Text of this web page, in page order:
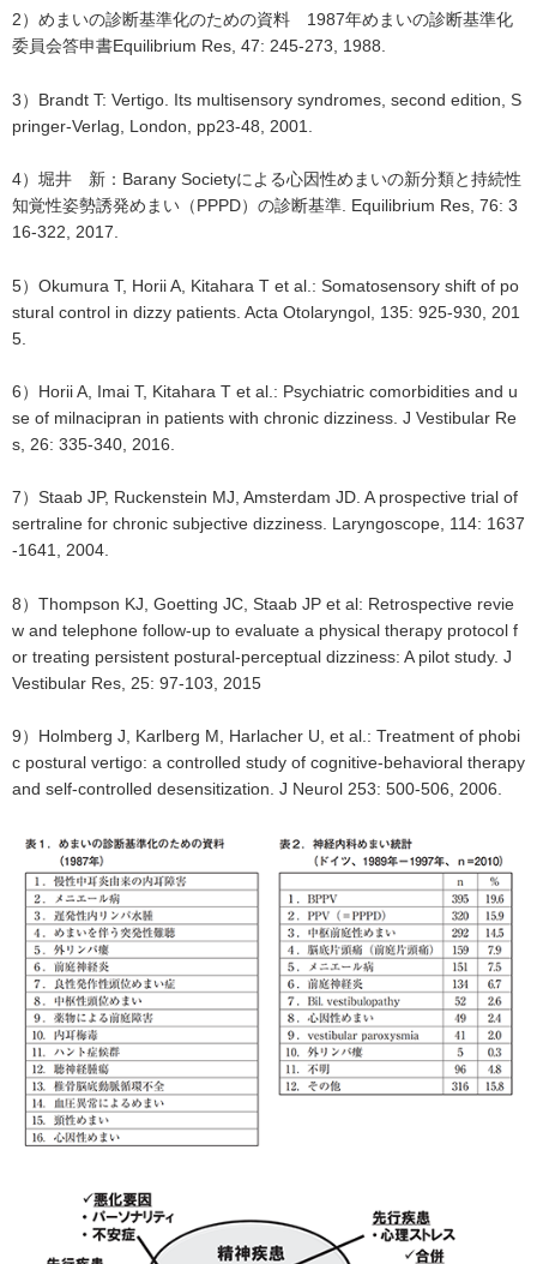
2）めまいの診断基準化のための資料 1987年めまいの診断基準化
委員会答申書Equilibrium Res, 47: 245-273, 1988.
3）Brandt T: Vertigo. Its multisensory syndromes, second edition, S
pringer-Verlag, London, pp23-48, 2001.
4）堀井 新：Barany Societyによる心因性めまいの新分類と持続性
知覚性姿勢誘発めまい（PPPD）の診断基準. Equilibrium Res, 76: 3
16-322, 2017.
5）Okumura T, Horii A, Kitahara T et al.: Somatosensory shift of po
stural control in dizzy patients. Acta Otolaryngol, 135: 925-930, 201
5.
6）Horii A, Imai T, Kitahara T et al.: Psychiatric comorbidities and u
se of milnacipran in patients with chronic dizziness. J Vestibular Re
s, 26: 335-340, 2016.
7）Staab JP, Ruckenstein MJ, Amsterdam JD. A prospective trial of
sertraline for chronic subjective dizziness. Laryngoscope, 114: 1637
-1641, 2004.
8）Thompson KJ, Goetting JC, Staab JP et al: Retrospective revie
w and telephone follow-up to evaluate a physical therapy protocol f
or treating persistent postural-perceptual dizziness: A pilot study. J
Vestibular Res, 25: 97-103, 2015
9）Holmberg J, Karlberg M, Harlacher U, et al.: Treatment of phobi
c postural vertigo: a controlled study of cognitive-behavioral therapy
and self-controlled desensitization. J Neurol 253: 500-506, 2006.